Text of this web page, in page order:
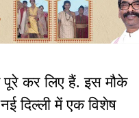
पूरे कर लिए हैं. इस मौके
दिल्ली में एक विशेष